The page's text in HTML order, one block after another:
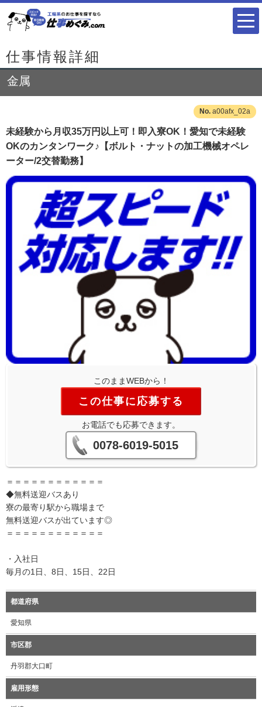
仕事情報詳細
金属
a00afx_02a
未経験から月収35万円以上可！即入寮OK！愛知で未経験
OKのカンタンワーク♪【ボルト・ナットの加工機械オペレ
ーター/2交替勤務】
このままWEBから！
この仕事に応募する
お電話でも応募できます。
0078-6019-5015
＝＝＝＝＝＝＝＝＝＝＝＝
◆無料送迎バスあり
寮の最寄り駅から職場まで
無料送迎バスが出ています◎
＝＝＝＝＝＝＝＝＝＝＝＝
・入社日
毎月の1日、8日、15日、22日
都道府県
愛知県
市区郡
丹羽郡大口町
雇用形態